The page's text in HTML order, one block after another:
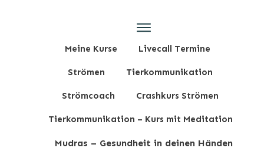
Meine Kurse Livecall Termine
Strömen Tierkommunikation
Strömcoach Crashkurs Strömen
Tierkommunikation – Kurs mit Meditation
Mudras – Gesundheit in deinen Händen